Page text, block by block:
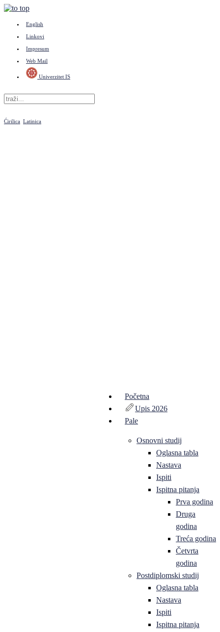
English
Linkovi
Impresum
Web Mail
Univerzitet IS
Ćirilica Latinica
Početna
Upis 2026
Pale
Osnovni studij
Oglasna tabla
Nastava
Ispiti
Ispitna pitanja
Prva godina
Druga
godina
Treća godina
Četvrta
godina
Postdiplomski studij
Oglasna tabla
Nastava
Ispiti
Ispitna pitanja